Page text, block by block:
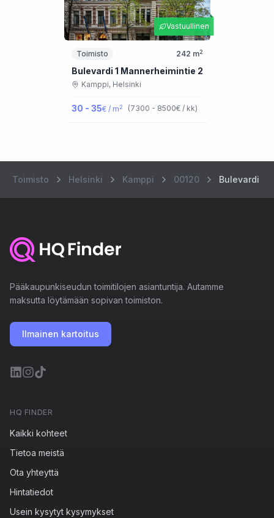
Vastuullinen
Toimisto 242 m2
Bulevardi 1 Mannerheimintie 2
Kamppi, Helsinki
30 - 35€ / m2 (7300 - 8500€ / kk)
Toimisto Helsinki Kamppi 00120 Bulevardi 4
Pääkaupunkiseudun toimitilojen asiantuntija. Autamme
maksutta löytämään sopivan toimiston.
Ilmainen kartoitus
HQ FINDER
Kaikki kohteet
Tietoa meistä
Ota yhteyttä
Hintatiedot
Usein kysytyt kysymykset